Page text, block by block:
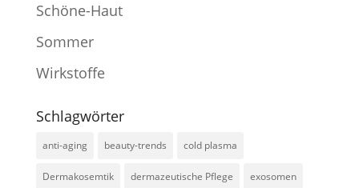
Schöne-Haut
Sommer
Wirkstoffe
Schlagwörter
anti-aging beauty-trends cold plasma
Dermakosemtik dermazeutische Pflege exosomen